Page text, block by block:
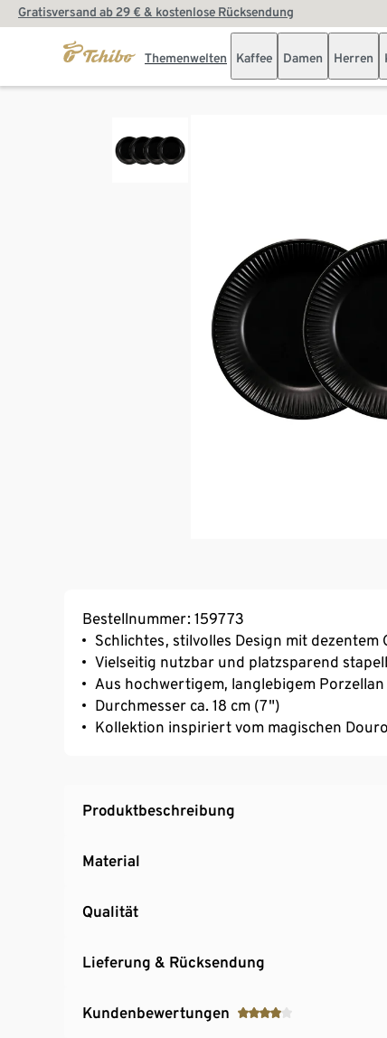
Gratisversand ab 29 € & kostenlose Rücksendung
Themenwelten Kaffee Damen Herren
Bestellnummer: 159773
Schlichtes, stilvolles Design mit
Vielseitig nutzbar und platzsparend
Aus hochwertigem, langlebigem Porzellan
Durchmesser ca. 18 cm (7")
Kollektion inspiriert vom magischen
Produktbeschreibung
Material
Qualität
Lieferung & Rücksendung
Kundenbewertungen